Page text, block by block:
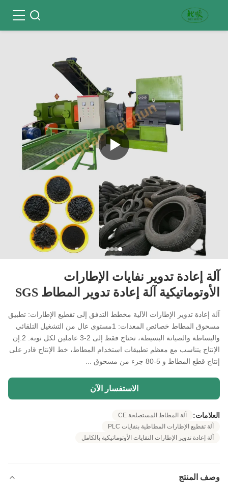
آلة إعادة تدوير نفايات الإطارات
الأوتوماتيكية آلة إعادة تدوير المطاط SGS
آلة إعادة تدوير الإطارات الآلية مخطط التدفق إلى تقطيع الإطارات: تطبيق
مسحوق المطاط خصائص المعدات: 1مستوى عال من التشغيل التلقائي
والبساطة والصيانة البسيطة، تحتاج فقط إلى 2-3 عاملين لكل نوبة. 2.إن
الإنتاج يتناسب مع معظم تطبيقات استخدام المطاط، خط الإنتاج قادر على
إنتاج قطع المطاط و 5-80 جزء من مسحوق ...
الاستفسار الآن
العلامات:
آلة المطاط المستصلحة CE
آلة تقطيع الإطارات المطاطية بنفايات PLC
آلة إعادة تدوير الإطارات النفايات الأوتوماتيكية بالكامل
وصف المنتج